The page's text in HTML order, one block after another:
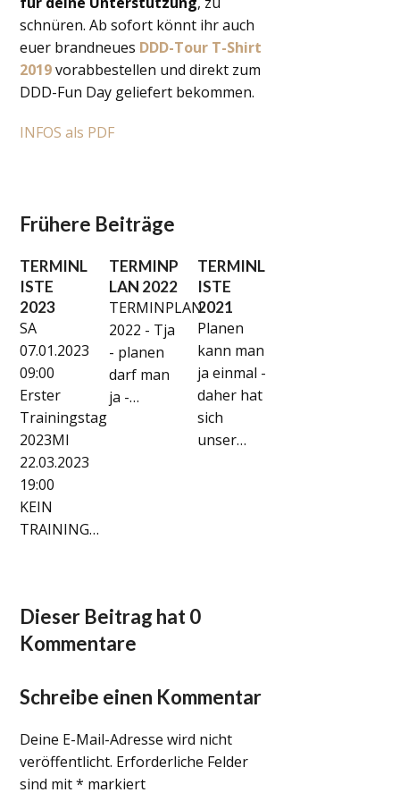
schnüren. Ab sofort könnt ihr auch
euer brandneues DDD-Tour T-Shirt
2019vorabbestellen und direkt zum
DDD-Fun Day geliefert bekommen.
INFOS als PDF
Frühere Beiträge
TERMINL
ISTE
2023
SA
07.01.2023
09:00
Erster
Trainingstag
2023MI
22.03.2023
19:00
KEIN
TRAINING…
TERMINP
LAN 2022
TERMINPLAN
2022 - Tja
- planen
darf man
ja -…
TERMINL
ISTE
2021
Planen
kann man
ja einmal -
daher hat
sich
unser…
Dieser Beitrag hat 0
Kommentare
Schreibe einen Kommentar
Deine E-Mail-Adresse wird nicht
veröffentlicht. Erforderliche Felder
sind mit* markiert